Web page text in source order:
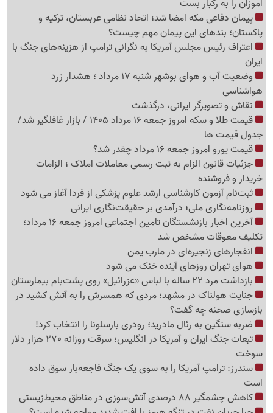
آموزان را به رگبار بست
پیمان دفاعی مکه امضا شد؛ اتحاد نظامی عربستان، ترکیه و
پاکستان؛ بندهای این پیمان مهم چیست؟
اعتراف رئیس مجلس آمریکا به نگرانی ترامپ از هزینه‌های جنگ با
ایران
وضعیت آب و هوای بوشهر شنبه 17 مرداد ؛ هشدار زرد
هواشناسی
نقاش و تصویرگر ایرانی، درگذشت
قیمت طلا و سکه امروز جمعه 16 مرداد 1405 / بازار غافلگیر شد/
جدول قیمت ها
قیمت یورو امروز جمعه 16 مرداد چقدر شد؟
جزئیات قانون الزام به ثبت رسمی معاملات املاک ؛ الزامات
خریدار و فروشنده
ثبت‌نام‌ آزمون کارشناسی ارشد علوم پزشکی از فردا آغاز می شود
روزنامه‌نگاری ملی؛ درآمدی بر حقیقت‌نگاری ایرانی
آخرین اخبار بازنشستگان تامین اجتماعی امروز جمعه 16 مرداد؛
تکلیف معوقات مشخص شد
انفجارهای زنجیره‌ای در مارب یمن
هوای تهران روزهای آینده خنک می شود
بازداشت مرد 22 ساله با لباس «عزرائیل» روی پشت‌بام بیمارستان
جنایت هولناک در مشهد؛ مردی که همسرش را به آتش کشید در
بازسازی صحنه چه گفت؟
ضربه سنگین به رئال مادرید؛ رودری بارسلونا را انتخاب کرد!
تبعات جنگ ایران و آمریکا در انگلیس؛ سرقت روزانه 270 هزار دلار
سوخت
سندرز: ترامپ آمریکا را به سوی یک جنگ فاجعه‌بار سوق داده
است
کاهش چشمگیر 88 درصدی آتش‌سوزی در مناطق محیط‌زیستی